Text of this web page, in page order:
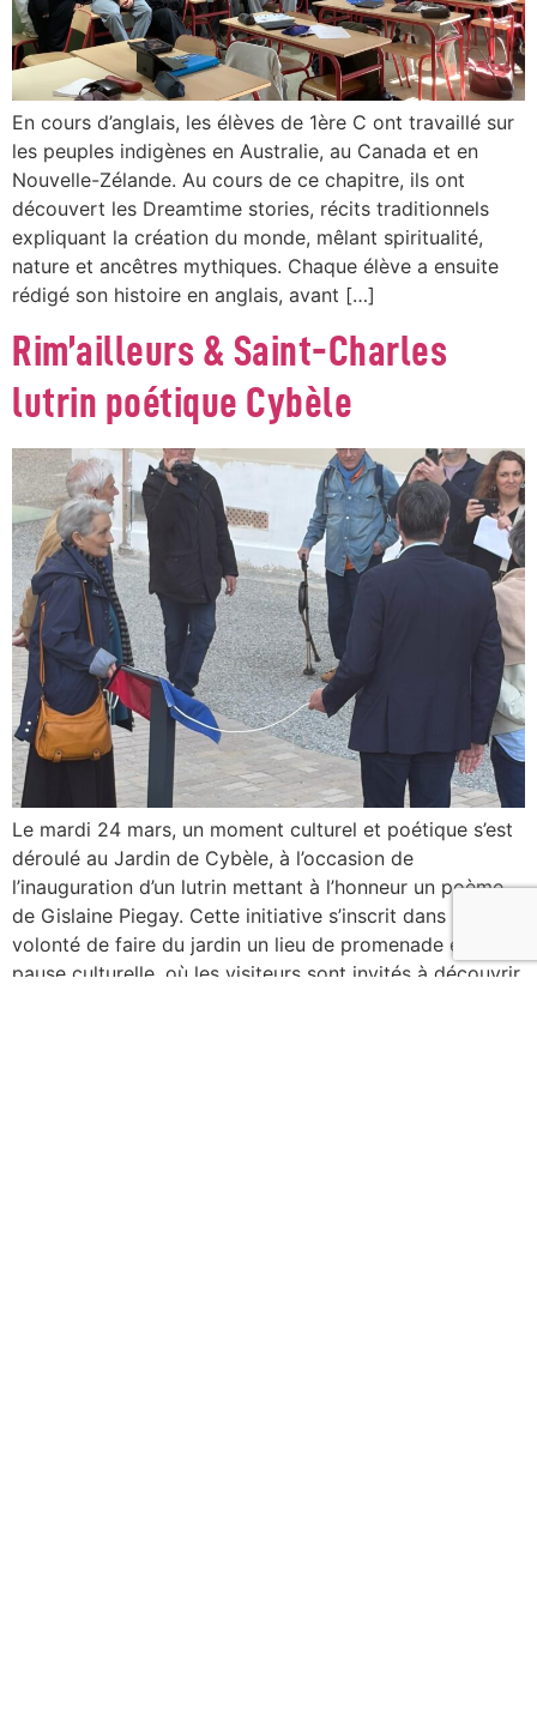
En cours d’anglais, les élèves de 1ère C ont travaillé sur
les peuples indigènes en Australie, au Canada et en
Nouvelle-Zélande. Au cours de ce chapitre, ils ont
découvert les Dreamtime stories, récits traditionnels
expliquant la création du monde, mêlant spiritualité,
nature et ancêtres mythiques. Chaque élève a ensuite
rédigé son histoire en anglais, avant […]
Rim’ailleurs & Saint-Charles
lutrin poétique Cybèle
Le mardi 24 mars, un moment culturel et poétique s’est
déroulé au Jardin de Cybèle, à l’occasion de
l’inauguration d’un lutrin mettant à l’honneur un poème
de Gislaine Piegay. Cette initiative s’inscrit dans la
volonté de faire du jardin un lieu de promenade et de
pause culturelle, où les visiteurs sont invités à découvrir